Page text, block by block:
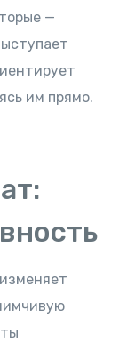
—
им прямо.